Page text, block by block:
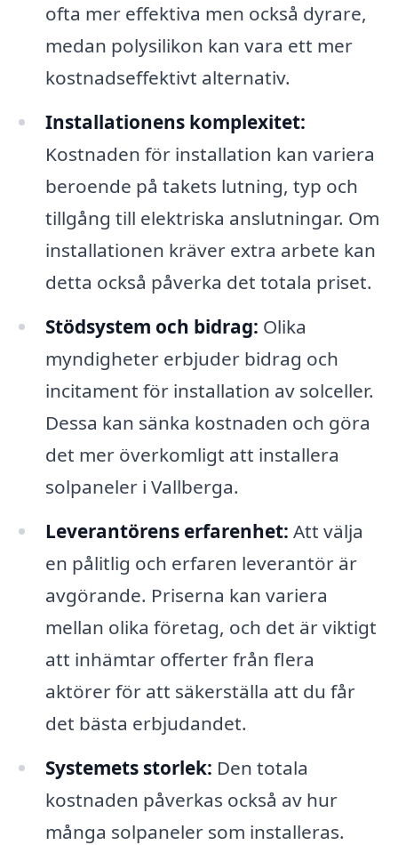
ofta mer effektiva men också dyrare,
medan polysilikon kan vara ett mer
kostnadseffektivt alternativ.
Installationens komplexitet:
Kostnaden för installation kan variera
beroende på takets lutning, typ och
tillgång till elektriska anslutningar. Om
installationen kräver extra arbete kan
detta också påverka det totala priset.
Stödsystem och bidrag: Olika
myndigheter erbjuder bidrag och
incitament för installation av solceller.
Dessa kan sänka kostnaden och göra
det mer överkomligt att installera
solpaneler i Vallberga.
Leverantörens erfarenhet: Att välja
en pålitlig och erfaren leverantör är
avgörande. Priserna kan variera
mellan olika företag, och det är viktigt
att inhämtar offerter från flera
aktörer för att säkerställa att du får
det bästa erbjudandet.
Systemets storlek: Den totala
kostnaden påverkas också av hur
många solpaneler som installeras.